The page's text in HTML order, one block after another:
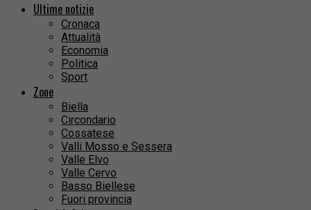
Ultime notizie
Cronaca
Attualità
Economia
Politica
Sport
Zone
Biella
Circondario
Cossatese
Valli Mosso e Sessera
Valle Elvo
Valle Cervo
Basso Biellese
Fuori provincia